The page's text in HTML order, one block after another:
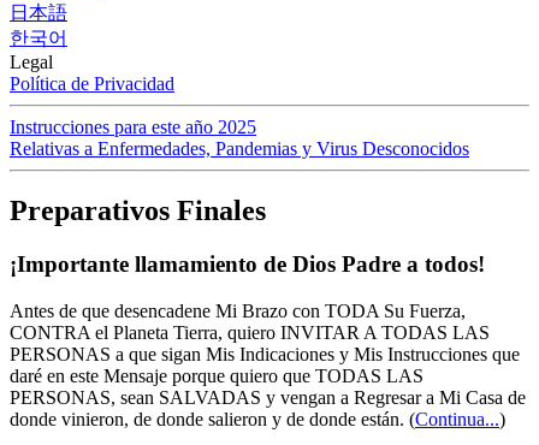
日本語
한국어
Legal
Política de Privacidad
Instrucciones para este año 2025
Relativas a Enfermedades, Pandemias y Virus Desconocidos
Preparativos Finales
¡Importante llamamiento de Dios Padre a todos!
Antes de que desencadene Mi Brazo con TODA Su Fuerza,
CONTRA el Planeta Tierra, quiero INVITAR A TODAS LAS
PERSONAS a que sigan Mis Indicaciones y Mis Instrucciones que
daré en este Mensaje porque quiero que TODAS LAS
PERSONAS, sean SALVADAS y vengan a Regresar a Mi Casa de
donde vinieron, de donde salieron y de donde están. (Continua...)